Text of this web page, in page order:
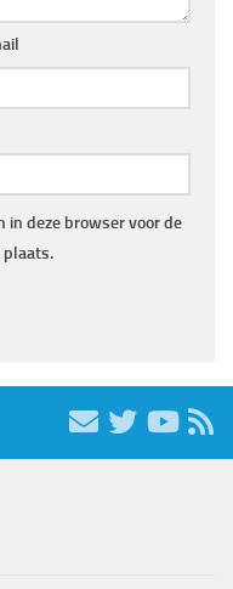
in deze browser voor de
plaats.